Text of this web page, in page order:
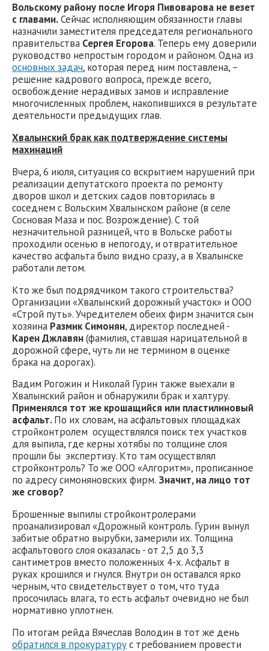
Вольскому району после Игоря Пивоварова не везет
с главами.Сейчас исполняющим обязанности главы
назначили заместителя председателя регионального
правительства Сергея Егорова. Теперь ему доверили
руководство непростым городом и районом. Одна из
основных задач, которая перед ним поставлена, –
решение кадрового вопроса, прежде всего,
освобождение нерадивых замов и исправление
многочисленных проблем, накопившихся в результате
деятельности предыдущих глав.
Хвалынский брак как подтверждение системы
махинаций
Вчера, 6 июля, ситуация со вскрытием нарушений при
реализации депутатского проекта по ремонту
дворов школ и детских садов повторилась в
соседнем с Вольским Хвалынском районе (в селе
Сосновая Маза и пос. Возрождение). С той
незначительной разницей, что в Вольске работы
проходили осенью в непогоду, и отвратительное
качество асфальта было видно сразу, а в Хвалынске
работали летом.
Кто же был подрядчиком такого строительства?
Организации «Хвалынский дорожный участок» и ООО
«Строй путь». Учредителем обеих фирм значится сын
хозяина Размик Симонян, директор последней -
Карен Джлавян(фамилия, ставшая нарицательной в
дорожной сфере, чуть ли не термином в оценке
брака на дорогах).
Вадим Рогожин и Николай Гурин также выехали в
Хвалынский район и обнаружили брак и халтуру.
Применялся тот же крошащийся или пластилиновый
асфальт.По их словам, на асфальтовых площадках
стройконтролем осуществлялся поиск тех участков
для выпила, где керны хотябы по толщине слоя
прошли бы экспертизу. Кто там осуществлял
стройконтроль? То же ООО «Алгоритм», прописанное
по адресу симоняновских фирм. Значит, на лицо тот
же сговор?
Брошенные выпилы стройконтролерами
проанализировал «Дорожный контроль. Гурин вынул
забитые обратно вырубки, замерили их. Толщина
асфальтового слоя оказалась - от 2,5 до 3,3
сантиметров вместо положенных 4-х. Асфальт в
руках крошился и гнулся. Внутри он оставался ярко
черным, что свидетельствует о том, что туда
просочилась влага, то есть асфальт очевидно не был
нормативно уплотнен.
По итогам рейда Вячеслав Володин в тот же день
обратился в прокуратурус требованием провести